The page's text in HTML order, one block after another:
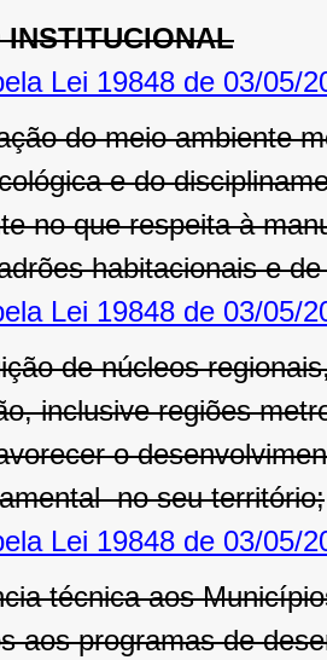
INSTITUCIONAL
Lei 19848 de 03/05/
do meio ambiente
e do
no que respeita à
habitacionais e
Lei 19848 de 03/05/
de núcleos
inclusive regiões
o
no seu território;
Lei 19848 de 03/05/
técnica aos
aos programas de